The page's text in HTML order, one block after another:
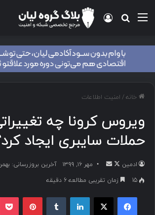
خانه/ امنیت اطلاعات
ویروس کرونا چه
حملات سایبری ایجاد
ادمین مهر ۱۶, ۱۳۹۹ آخرین بروزرسانی: بهمن ۳۰,
15
زمان تقریبی مطالعه 6 دقیقه